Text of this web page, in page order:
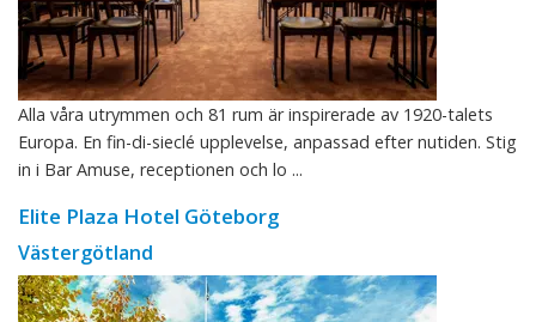
Alla våra utrymmen och 81 rum är inspirerade av 1920-talets
Europa. En fin-di-sieclé upplevelse, anpassad efter nutiden. Stig
in i Bar Amuse, receptionen och lo ...
Elite Plaza Hotel Göteborg
Västergötland